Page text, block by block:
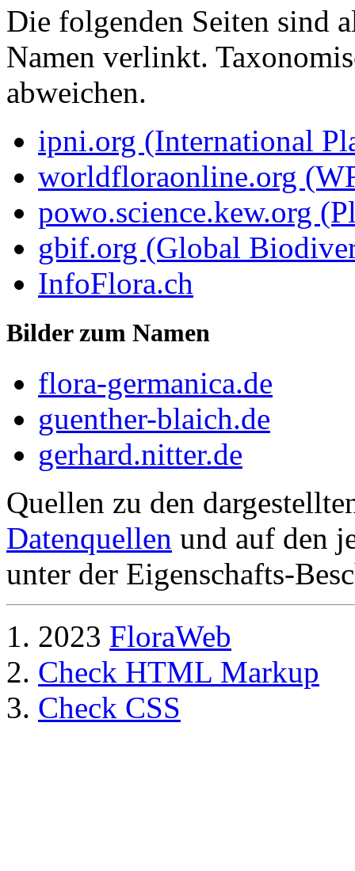
Die folgenden Seiten sind
Namen verlinkt.
abweichen.
ipni.org (International
worldfloraonline.org
powo.science.kew.org
gbif.org (Global
InfoFlora.ch
Bilder zum Namen
flora-germanica.de
guenther-blaich.de
gerhard.nitter.de
Quellen zu den
Datenquellen und auf den
unter der Eigenschafts-
2023 FloraWeb
Check HTML Markup
Check CSS